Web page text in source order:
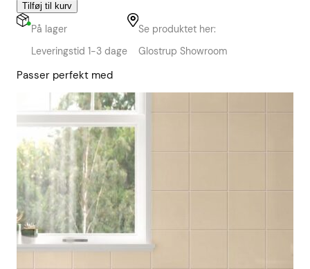
Tilføj til kurv
På lager
Leveringstid 1-3 dage
Se produktet her:
Glostrup Showroom
Passer perfekt med